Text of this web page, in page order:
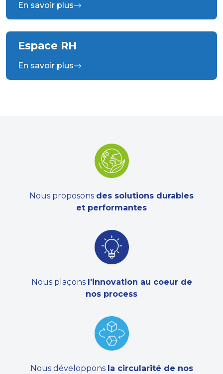
En savoir plus
Espace RH
En savoir plus
Nous proposons des solutions durables
et performantes
Nous plaçons l'innovation au coeur de
nos process
Nous développons la circularité de nos